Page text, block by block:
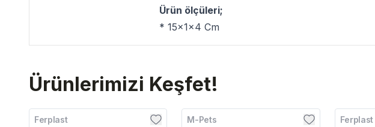
Ürün ölçüleri;
* 15x1x4 Cm
Ürünlerimizi Keşfet!
Ferplast M-Pets Ferplast